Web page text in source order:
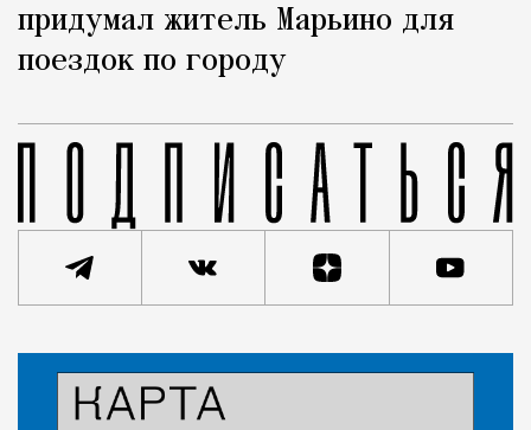
придумал житель Марьино для
поездок по городу